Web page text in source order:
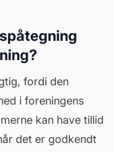
fordi den
i foreningens
kan have tillid
det er godkendt